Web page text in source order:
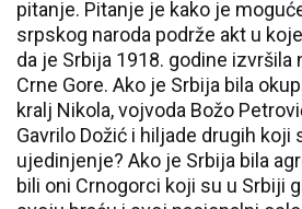
pitanje. Pitanje je kako je
srpskog naroda podrže akt u
da je Srbija 1918. godine izvršila
Crne Gore. Ako je Srbija bila
kralj Nikola, vojvoda Božo
Gavrilo Dožić i hiljade drugih koji
ujedinjenje? Ako je Srbija bila
bili oni Crnogorci koji su u Srbiji